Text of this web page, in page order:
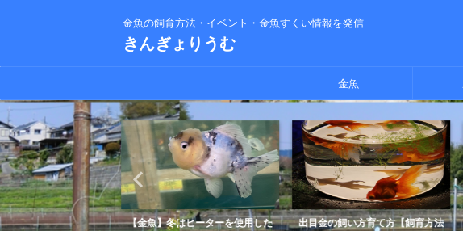
金魚の飼育方法・イベント・金魚すくい情報を発信
きんぎょりうむ
金魚
に死んでいく原因と対
【金魚】冬はヒーターを使用した
出目金の飼い方育て方【飼育方法